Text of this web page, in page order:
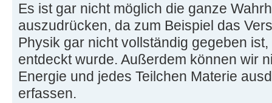
Es ist gar nicht möglich die ganze
auszudrücken, da zum Beispiel das
Physik gar nicht vollständig gegeben
entdeckt wurde. Außerdem können wir
Energie und jedes Teilchen Materie
erfassen.